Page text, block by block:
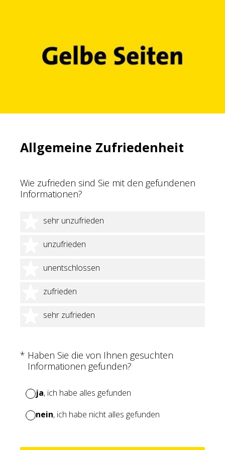
Allgemeine Zufriedenheit
Wie zufrieden sind Sie mit den gefundenen
Informationen?
sehr unzufrieden
1 Stern
unzufrieden
2 Sterne
unentschlossen
3 Sterne
zufrieden
4 Sterne
sehr zufrieden
5 Sterne
* Haben Sie die von Ihnen gesuchten
Informationen gefunden?
(Erforderlich.)
ja, ich habe alles gefunden
nein, ich habe nicht alles gefunden